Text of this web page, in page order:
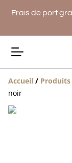
Frais de port
Accueil / Produits
noir